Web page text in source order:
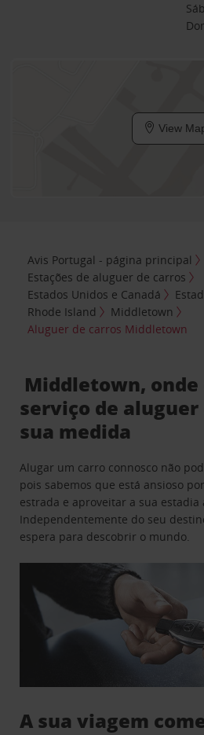
View
Avis Portugal - página principal
Estações de aluguer de carros
Estados Unidos e Canadá
Rhode Island
Middletown
Aluguer de carros Middletown
Middletown,
serviço de aluguer
sua medida
Alugar um carro connosco não
pois sabemos que está ansioso
estrada e aproveitar a sua estadia
Independentemente do seu
espera para descobrir o mundo.
A sua viagem